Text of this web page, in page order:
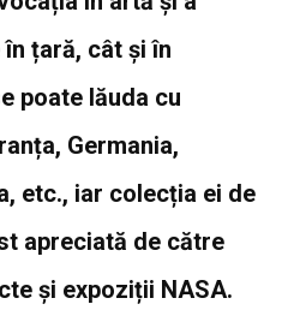
țară, cât și în
poate lăuda cu
Germania,
etc., iar colecția ei de
apreciată de către
și expoziții NASA.